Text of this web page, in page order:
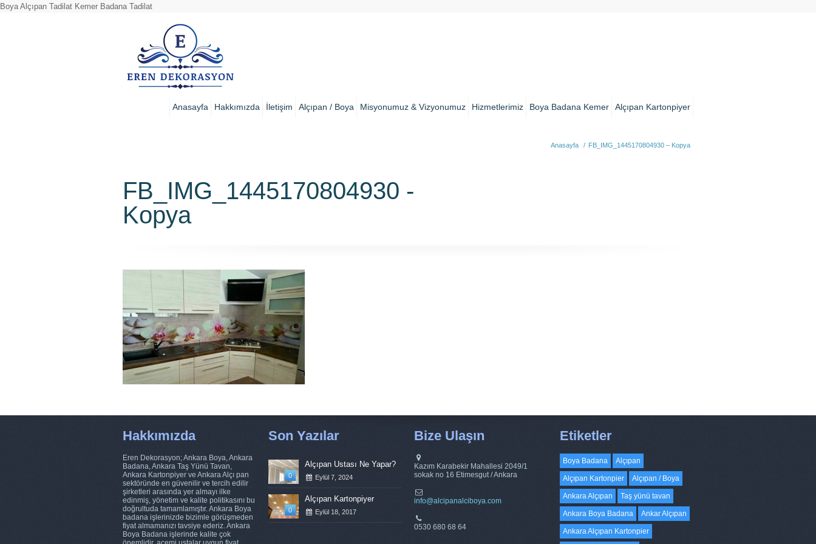
Boya Alçıpan Tadilat Kemer Badana Tadilat
Anasayfa Hakkımızda İletişim Alçıpan / Boya Misyonumuz & Vizyonumuz Hizmetlerimiz Boya Badana Kemer Alçıpan Kartonpiyer
FB_IMG_1445170804930 -
Kopya
Anasayfa / FB_IMG_1445170804930 – Kopya
Hakkımızda
Eren Dekorasyon; Ankara Boya, Ankara
Badana, Ankara Taş Yünü Tavan,
Ankara Kartonpiyer ve Ankara Alçı pan
sektöründe en güvenilir ve tercih edilir
şirketleri arasında yer almayı ilke
edinmiş, yönetim ve kalite politikasını bu
doğrultuda tamamlamıştır. Ankara Boya
badana işlerinizde bizimle görüşmeden
fiyat almamanızı tavsiye ederiz. Ankara
Boya Badana işlerinde kalite çok
Son Yazılar
0
Alçıpan Ustası Ne Yapar?
Eylül 7, 2024
0
Alçıpan Kartonpiyer
Eylül 18, 2017
Bize Ulaşın
Kazım Karabekir Mahallesi 2049/1
sokak no 16 Etimesgut / Ankara
info@alcipanalciboya.com
0530 680 68 64
Etiketler
Boya Badana Alçıpan
Alçıpan Kartonpier Alçıpan / Boya
Ankara Alçıpan Taş yünü tavan
Ankara Boya Badana Ankar Alçıpan
Ankara Alçıpan Kartonpier